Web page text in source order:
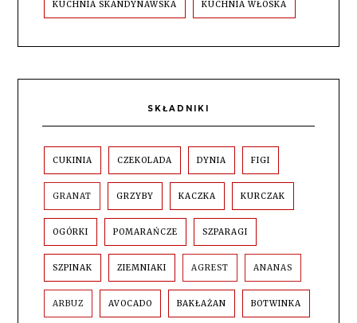
KUCHNIA SKANDYNAWSKA KUCHNIA WŁOSKA
SKŁADNIKI
CUKINIA CZEKOLADA DYNIA FIGI
GRANAT GRZYBY KACZKA KURCZAK
OGÓRKI POMARAŃCZE SZPARAGI
SZPINAK ZIEMNIAKI AGREST ANANAS
ARBUZ AVOCADO BAKŁAŻAN BOTWINKA